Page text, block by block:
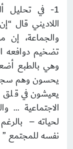
1- في تحليل
اللاديني قال
والجماعة،
تضخيم دوافعه
وهي بالطبع
يحسون وهم
يعيشون في قلق
الاجتماعية …
لحياته –
نفسه للمجتمع